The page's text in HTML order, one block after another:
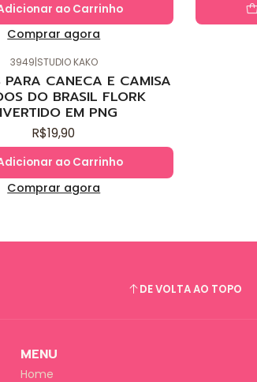
ao Carrinho
Comprar agora
3949|STUDIO KAKO
CANECA E CAMISA
DO BRASIL FLORK
EM PNG
R$19,90
ao Carrinho
Comprar agora
DE VOLTA AO TOPO
MENU
Home